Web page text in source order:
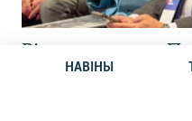
НАВІНЫ
Відэарэпартаж:
выпадак